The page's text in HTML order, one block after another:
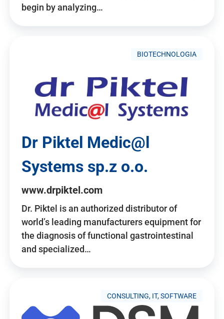
begin by analyzing…
BIOTECHNOLOGIA
Dr Piktel Medic@l
Systems sp.z o.o.
www.drpiktel.com
Dr. Piktel is an authorized distributor of
world’s leading manufacturers equipment for
the diagnosis of functional gastrointestinal
and specialized…
CONSULTING, IT, SOFTWARE